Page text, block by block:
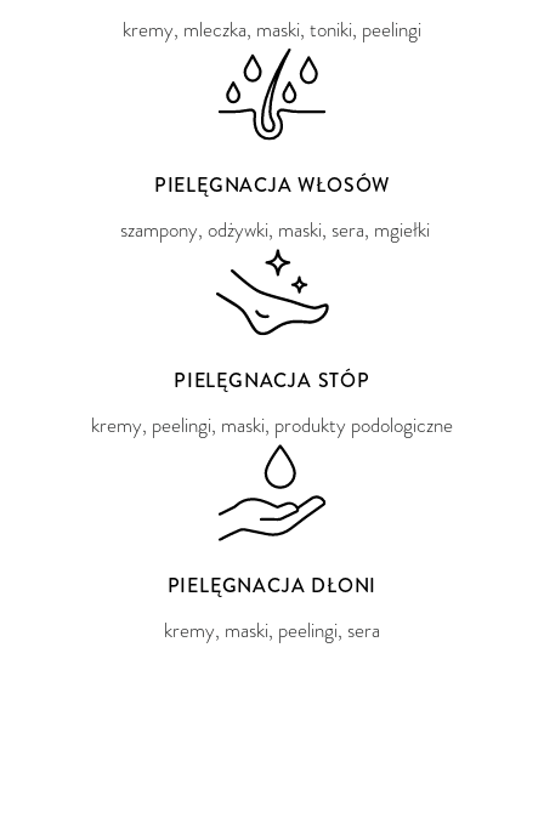
kremy, mleczka, maski, toniki, peelingi
PIELĘGNACJA WŁOSÓW
szampony, odżywki, maski, sera, mgiełki
PIELĘGNACJA STÓP
kremy, peelingi, maski, produkty podologiczne
PIELĘGNACJA DŁONI
kremy, maski, peelingi, sera